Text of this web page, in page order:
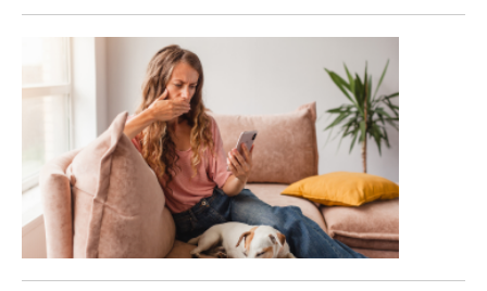
でハッカーたちからの不正なアクセスを防ぎ、プライベートなネットワー
の機密データや文書、行動が盗み取られることはありません。普段、私た
ちがスマートフォンで管理しているプライベートや専門的な仕事は、それ
はもうかなりの量なので、それらの安全性を守り続けるためにも、この
VPN接続は必要不可欠です。 3. アプリは公式アプリストアを利用する
Google PlayとAppleのApp Storeの両方には、危険なアプリがストアに
入るのを防ぐための対策が施されています。悪質なアプリは、しばしばア
プリストア以外の外部で見つかっており、知らないうちにバックグラウン
ドで実行され、パスワードやクレジットカード番号などの個人情報が盗ま
れる可能性があります。これはもうスマートフォンに保存されているすべ
てのデータが危険にさらされてしまうも同然です。また、アプリストアで
ネットを安全に利用するための10のヒントをご紹介します。 1. 複雑なパス
ワードを設定する 個人情報や金融情報を安全に保つためには、まず重要な
アカウントに対して強力なパスワードを設定することが一番の方法である
ということは以前からよく言われてます。これは1度のデータ侵害で、何万
ものユーザーパスワードが外部に漏れてしまうといった企業のハッキング
が拡大している現代には、必要不可欠なルールといっても過言ではないで
しょう。もし、SNSやオンライン銀行口座など、インターネット上の様々
なサイトでパスワードを使い回していると、ハッカーはたった1つのSNSな
どへの攻撃で流出したログイン情報データ等を利用し、他のサービスにも
ログインしてしまいます。そうならないためには、パスワードマネージャ
ーを使って、すべてのアカウントに強力なパスワードを作成し、保存する
ことをお勧めします。 また、それぞれのオンラインアカウントに多要素認
証機能が備わっているかどうかを確認しましょう。これは、本人確認の際